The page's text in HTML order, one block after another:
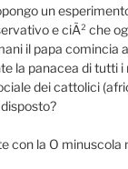
un
e ciÃ² che
il papa comincia
la panacea di tutti i
dei cattolici
con la O minuscola